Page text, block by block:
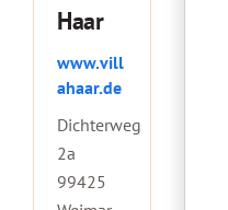
Haar
www.vill
ahaar.de
Dichterweg
2a
99425